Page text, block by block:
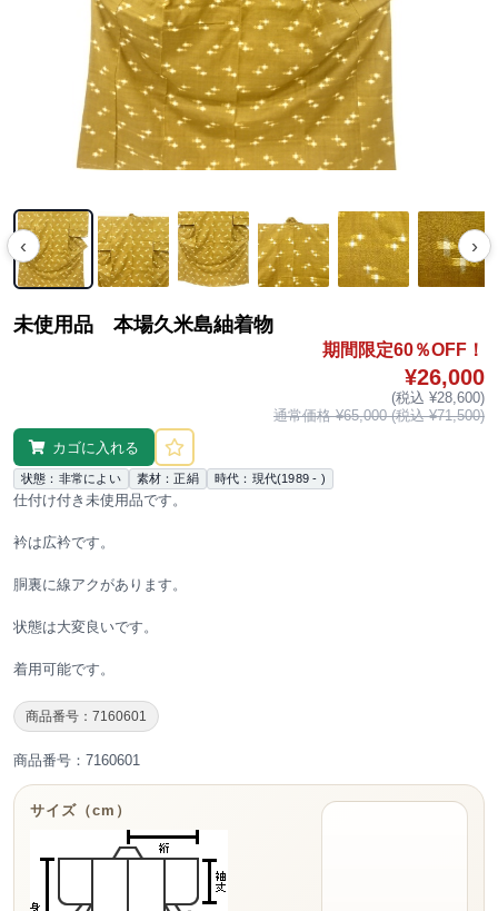
‹ ›
未使用品 本場久米島紬着物
期間限定60％OFF！
¥26,000
(税込 ¥28,600)
通常価格 ¥65,000 (税込 ¥71,500)
カゴに入れる
状態：非常によい 素材：正絹 時代：現代(1989 - )
仕付け付き未使用品です。
衿は広衿です。
胴裏に線アクがあります。
状態は大変良いです。
着用可能です。
商品番号：7160601
商品番号：7160601
サイズ（cm）